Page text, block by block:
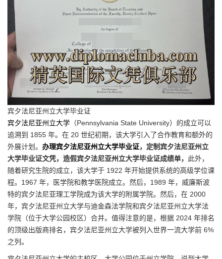
宾夕法尼亚州立大学毕业证
宾夕法尼亚州立大学 （Pennsylvania State University）的成立可以
追溯到 1855 年。在 20 世纪初期，该大学引入了合作教育和额外的
外展计划。 办理宾夕法尼亚州立大学毕业证，定制宾夕法尼亚州立
大学毕业证文凭，造假宾夕法尼亚州立大学毕业证成绩单， 此外，
随着研究生院的成立，该大学于 1922 年开始提供系统的高级学位课
程。1967 年，医学院和教学医院成立。然后，1989 年，威廉斯波
特的宾夕法尼亚理工学院成为该大学的附属学院。然后，在 2000
年，宾夕法尼亚州立大学与迪金森法学院和宾夕法尼亚州立大学法
学院（位于大学公园校区）合并。值得注意的是，根据 2024 年排名
的顶级出版商排名，宾夕法尼亚州立大学被列入世界一流大学前 6%
之列。